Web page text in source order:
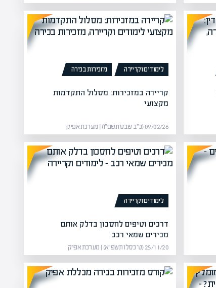
לימודים וקריירה מזכירות בכירה
קריירה במזכירות: מסלול התקדמות
מקצועי
09/02/26 (כ״ב שבט תשפ״ו) | מערכת אפיק
לימודים וקריירה
דרכים וטיפים לחסכון בדלק אותם
מכירים שמאי רכב
25/11/20 (ט׳ כסלו תשפ״א) | מערכת אפיק